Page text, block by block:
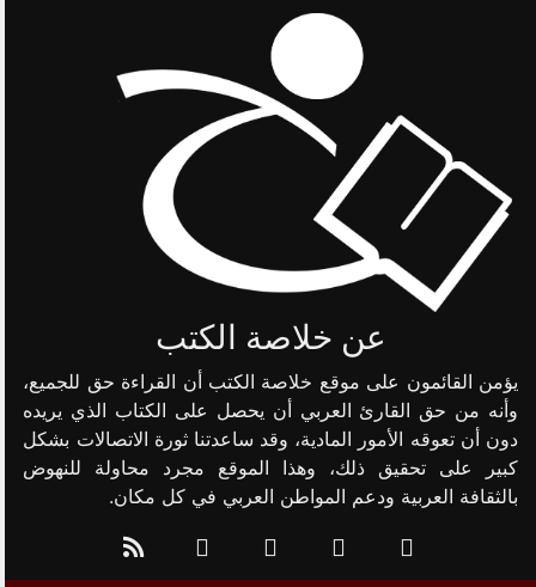
عن خلاصة الكتب
يؤمن القائمون على موقع خلاصة الكتب أن القراءة حق للجميع،
وأنه من حق القارئ العربي أن يحصل على الكتاب الذي يريده
دون أن تعوقه الأمور المادية، وقد ساعدتنا ثورة الاتصالات بشكل
كبير على تحقيق ذلك، وهذا الموقع مجرد محاولة للنهوض
بالثقافة العربية ودعم المواطن العربي في كل مكان.